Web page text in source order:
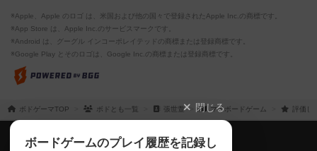
※Apple、Apple のロゴ は、米国および他の国々で登録されたApple Inc.の商標です。
※App Store は、Apple Inc.のサービスマークです。
※Android は、グーグル インコーポレイテッドの商標または登録商標です。
※Google Play とそのロゴは、Google Inc.の商標または登録商標です。
ボドゲーマTOP ボドとも一覧 張世萱 マイボードゲーム 評価し
閉じる
ボードゲームのプレイ履歴を記録し
ボドゲーマTOP